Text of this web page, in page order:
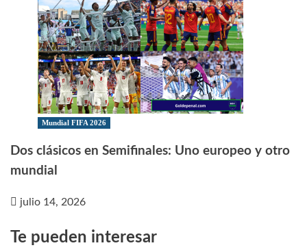
Mundial FIFA 2026
Dos clásicos en Semifinales: Uno europeo y otro
mundial
julio 14, 2026
Te pueden interesar